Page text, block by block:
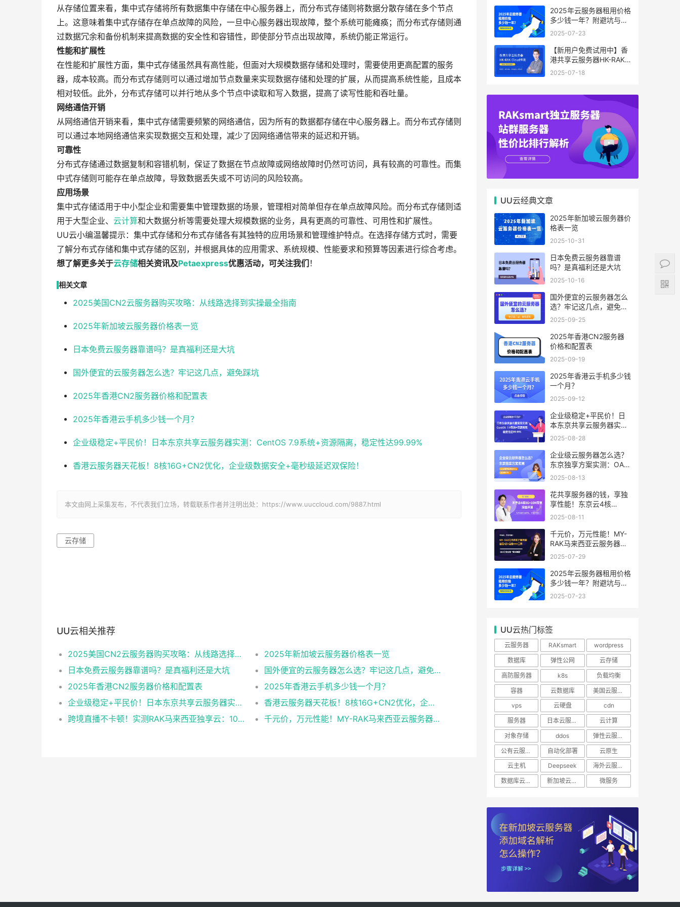
从存储位置来看，集中式存储将所有数据集中存储在中心服务器上，而分布式存储则将数据分散存储在多个节点
上。这意味着集中式存储存在单点故障的风险，一旦中心服务器出现故障，整个系统可能瘫痪；而分布式存储则通
过数据冗余和备份机制来提高数据的安全性和容错性，即使部分节点出现故障，系统仍能正常运行。
性能和扩展性
在性能和扩展性方面，集中式存储虽然具有高性能，但面对大规模数据存储和处理时，需要使用更高配置的服务
器，成本较高。而分布式存储则可以通过增加节点数量来实现数据存储和处理的扩展，从而提高系统性能，且成本
相对较低。此外，分布式存储可以并行地从多个节点中读取和写入数据，提高了读写性能和吞吐量。
网络通信开销
从网络通信开销来看，集中式存储需要频繁的网络通信，因为所有的数据都存储在中心服务器上。而分布式存储则
可以通过本地网络通信来实现数据交互和处理，减少了因网络通信带来的延迟和开销。
可靠性
分布式存储通过数据复制和容错机制，保证了数据在节点故障或网络故障时仍然可访问，具有较高的可靠性。而集
中式存储则可能存在单点故障，导致数据丢失或不可访问的风险较高。
应用场景
集中式存储适用于中小型企业和需要集中管理数据的场景，管理相对简单但存在单点故障风险。而分布式存储则适
用于大型企业、 云计算和大数据分析等需要处理大规模数据的业务，具有更高的可靠性、可用性和扩展性。
UU云小编温馨提示：集中式存储和分布式存储各有其独特的应用场景和管理维护特点。在选择存储方式时，需要
了解分布式存储和集中式存储的区别，并根据具体的应用需求、系统规模、性能要求和预算等因素进行综合考虑。
想了解更多关于云存储相关资讯及Petaexpress优惠活动，可关注我们 ！
相关文章
2025美国CN2云服务器购买攻略：从线路选择到实操最全指南
2025年新加坡云服务器价格表一览
日本免费云服务器靠谱吗？是真福利还是大坑
国外便宜的云服务器怎么选？牢记这几点，避免踩坑
2025年香港CN2服务器价格和配置表
2025年香港云手机多少钱一个月？
企业级稳定+平民价！日本东京共享云服务器实测：CentOS 7.9系统+资源隔离，稳定性达99.99%
香港云服务器天花板！8核16G+CN2优化，企业级数据安全+毫秒级延迟双保险！
本文由网上采集发布，不代表我们立场，转载联系作者并注明出处：https://www.uuccloud.com/9887.html
云存储
UU云相关推荐
2025美国CN2云服务器购买攻略：从线路选择到实操最全指南
2025年新加坡云服务器价格表一览
日本免费云服务器靠谱吗？是真福利还是大坑
国外便宜的云服务器怎么选？牢记这几点，避免踩坑
2025年香港CN2服务器价格和配置表
2025年香港云手机多少钱一个月？
企业级稳定+平民价！日本东京共享云服务器实测：CentOS 7.9系统+资源隔离，稳定性达99.99%
香港云服务器天花板！8核16G+CN2优化，企业级数据安全+毫秒级延迟双保险！
跨境直播不卡顿！实测RAK马来西亚独享云：1080P推流稳定，首月6折优惠中
千元价，万元性能！MY-RAK马来西亚云服务器：首月5折+免费SEO工具，中小企业出海“降本神器”
2025年云服务器租用价格
多少钱一年？附避坑与省
钱攻略
2025-07-23
【新用户免费试用中】香
港共享云服务器HK-RAK
Cloud评测：低延迟、高
2025-07-18
UU云经典文章
2025年新加坡云服务器价
格表一览
2025-10-31
日本免费云服务器靠谱
吗？是真福利还是大坑
2025-10-16
国外便宜的云服务器怎么
选？牢记这几点，避免踩
坑
2025-09-25
2025年香港CN2服务器
价格和配置表
2025-09-19
2025年香港云手机多少钱
一个月？
2025-09-12
企业级稳定+平民价！日
本东京共享云服务器实
测：CentOS 7.9系统+资
99.99%
2025-08-28
企业级云服务器怎么选？
东京独享方案实测：OA系
统响应提速40%，成本降
2025-08-13
花共享服务器的钱，享独
享性能！东京云4核
8G+10M带宽降价来袭
2025-08-11
千元价，万元性能！MY-
RAK马来西亚云服务器：
首月5折+免费SEO工具，
2025-07-29
2025年云服务器租用价格
多少钱一年？附避坑与省
钱攻略
2025-07-23
UU云热门标签
云服务器 RAKsmart
wordpress
数据库
弹性公网
云存储
高防服务器
k8s
负载均衡
容器
云数据库
美国云服务器
vps
云硬盘
cdn
服务器
日本云服务器
云计算
对象存储
ddos
弹性云服务器
公有云服务器
自动化部署
云原生
云主机
Deepseek
海外云服务器
数据库云托管
新加坡云服务器 微服务